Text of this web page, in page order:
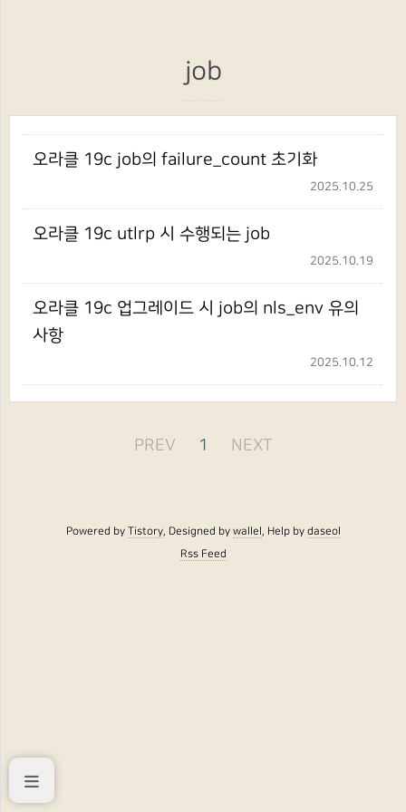
job
오라클 19c job의 failure_count 초기화
2025.10.25
오라클 19c utlrp 시 수행되는 job
2025.10.19
오라클 19c 업그레이드 시 job의 nls_env 유의
사항
2025.10.12
PREV 1 NEXT
Powered byTistory, Designed bywallel, Help bydaseol
Rss Feed